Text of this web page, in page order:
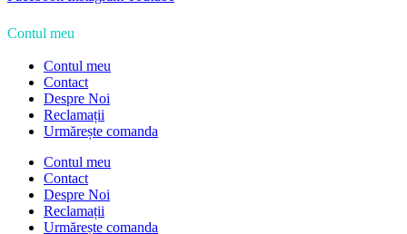
Contul meu
Contul meu
Contact
Despre Noi
Reclamații
Urmărește comanda
Contul meu
Contact
Despre Noi
Reclamații
Urmărește comanda